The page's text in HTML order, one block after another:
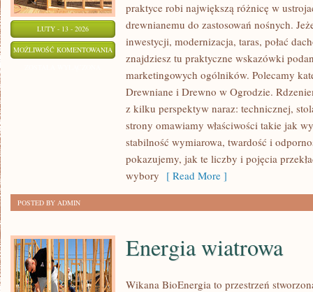
LUTY - 13 - 2026
MOŻLIWOŚĆ KOMENTOWANIA NOWOCZESNE
TECHNOLOGIE
praktyce robi największą różnicę w
drewnianemu do zastosowań nośnych.
inwestycji, modernizacja, taras, połać
znajdziesz tu praktyczne wskazówki
marketingowych ogólników. Polecamy
Drewniane i Drewno w Ogrodzie.
z kilku perspektyw naraz: technicznej,
strony omawiamy właściwości takie jak
stabilność wymiarowa, twardość i
pokazujemy, jak te liczby i pojęcia
wybory [ Read More ]
POSTED BY ADMIN
Energia wiatrowa
Wikana BioEnergia to przestrzeń